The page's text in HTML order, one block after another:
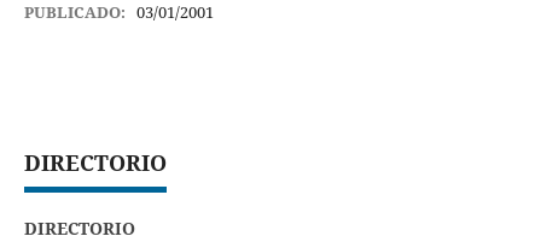
PUBLICADO: 03/01/2001
DIRECTORIO
DIRECTORIO